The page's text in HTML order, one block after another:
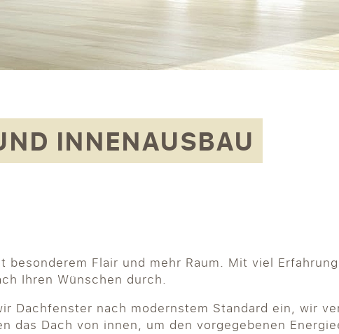
INNENAUSBAU
besonderem Flair und mehr Raum. Mit viel
Ihren Wünschen durch.
Dachfenster nach modernstem Standard ein, wir
das Dach von innen, um den vorgegebenen